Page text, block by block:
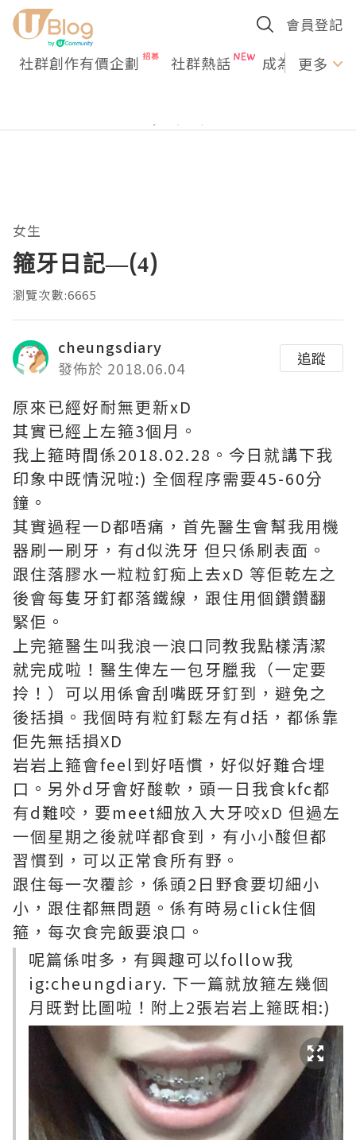
會員登記
社群創作有價企劃 社群熱話 成為U更多
女生
箍牙日記—(4)
瀏覽次數:6665
cheungsdiary
發佈於 2018.06.04
追蹤
原來已經好耐無更新xD
其實已經上左箍3個月。
我上箍時間係2018.02.28。今日就講下我
印象中既情況啦:) 全個程序需要45-60分
鐘。
其實過程一D都唔痛，首先醫生會幫我用機
器刷一刷牙，有d似洗牙 但只係刷表面。
跟住落膠水一粒粒釘痴上去xD 等佢乾左之
後會每隻牙釘都落鐵線，跟住用個鑽鑽翻
緊佢。
上完箍醫生叫我浪一浪口同教我點樣清潔
就完成啦！醫生俾左一包牙臘我（一定要
拎！）可以用係會刮嘴既牙釘到，避免之
後括損。我個時有粒釘鬆左有d括，都係靠
佢先無括損XD
岩岩上箍會feel到好唔慣，好似好難合埋
口。另外d牙會好酸軟，頭一日我食kfc都
有d難咬，要meet細放入大牙咬xD 但過左
一個星期之後就咩都食到，有小小酸但都
習慣到，可以正常食所有野。
跟住每一次覆診，係頭2日野食要切細小
小，跟住都無問題。係有時易click住個
箍，每次食完飯要浪口。
呢篇係咁多，有興趣可以follow我
ig:cheungdiary. 下一篇就放箍左幾個
月既對比圖啦！附上2張岩岩上箍既相:)